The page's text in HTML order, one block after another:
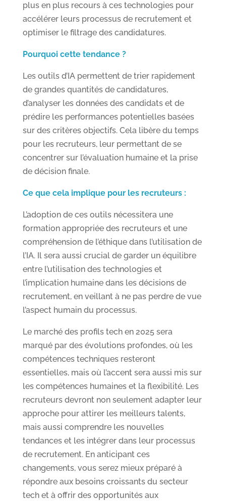
plus en plus recours à ces technologies pour
accélérer leurs processus de recrutement et
optimiser le filtrage des candidatures.
Pourquoi cette tendance ?
Les outils d’IA permettent de trier rapidement
de grandes quantités de candidatures,
d’analyser les données des candidats et de
prédire les performances potentielles basées
sur des critères objectifs. Cela libère du temps
pour les recruteurs, leur permettant de se
concentrer sur l’évaluation humaine et la prise
de décision finale.
Ce que cela implique pour les recruteurs :
L’adoption de ces outils nécessitera une
formation appropriée des recruteurs et une
compréhension de l’éthique dans l’utilisation de
l’IA. Il sera aussi crucial de garder un équilibre
entre l’utilisation des technologies et
l’implication humaine dans les décisions de
recrutement, en veillant à ne pas perdre de vue
l’aspect humain du processus.
Le marché des profils tech en 2025 sera
marqué par des évolutions profondes, où les
compétences techniques resteront
essentielles, mais où l’accent sera aussi mis sur
les compétences humaines et la flexibilité. Les
recruteurs devront non seulement adapter leur
approche pour attirer les meilleurs talents,
mais aussi comprendre les nouvelles
tendances et les intégrer dans leur processus
de recrutement. En anticipant ces
changements, vous serez mieux préparé à
répondre aux besoins croissants du secteur
tech et à offrir des opportunités aux